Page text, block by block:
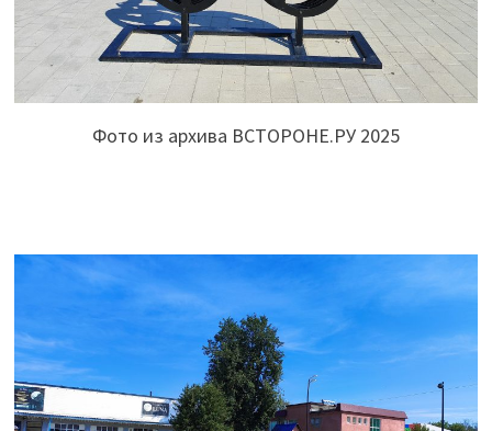
Фото из архива ВСТОРОНЕ.РУ 2025